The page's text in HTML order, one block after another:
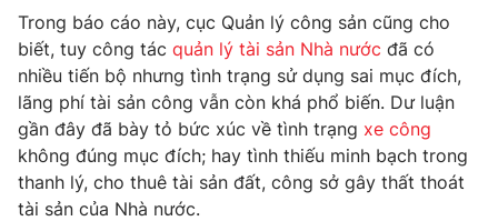
Khán giả
Giải sao mai
Âm nhạc
Sao
Du lịch
Làm đẹp
Chất lượng cuộc sống
Giáo dục
Tuyển sinh
Học trực tuyến
Công nghệ
Hitech Công nghệ tương lai
Sản phẩm
Giao lưu trực tuyến
Trong báo cáo này, cục Quản lý công sản cũng cho
biết, tuy công tác quản lý tài sản Nhà nước đã có
nhiều tiến bộ nhưng tình trạng sử dụng sai mục đích,
lãng phí tài sản công vẫn còn khá phổ biến. Dư luận
gần đây đã bày tỏ bức xúc về tình trạng xe công
không đúng mục đích; hay tình thiếu minh bạch trong
thanh lý, cho thuê tài sản đất, công sở gây thất thoát
tài sản của Nhà nước.